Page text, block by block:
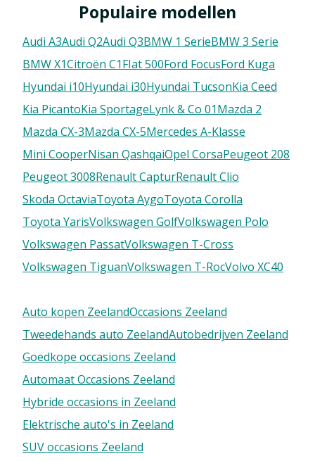
Populaire modellen
Audi A3Audi Q2Audi Q3BMW 1 SerieBMW 3 Serie
BMW X1Citroën C1FIat 500Ford FocusFord Kuga
Hyundai i10Hyundai i30Hyundai TucsonKia Ceed
Kia PicantoKia SportageLynk & Co 01Mazda 2
Mazda CX-3Mazda CX-5Mercedes A-Klasse
Mini CooperNisan QashqaiOpel CorsaPeugeot 208
Peugeot 3008Renault CapturRenault Clio
Skoda OctaviaToyota AygoToyota Corolla
Toyota YarisVolkswagen GolfVolkswagen Polo
Volkswagen PassatVolkswagen T-Cross
Volkswagen TiguanVolkswagen T-RocVolvo XC40
Auto kopen ZeelandOccasions Zeeland
Tweedehands auto ZeelandAutobedrijven Zeeland
Goedkope occasions Zeeland
Automaat Occasions Zeeland
Hybride occasions in Zeeland
Elektrische auto's in Zeeland
SUV occasions Zeeland